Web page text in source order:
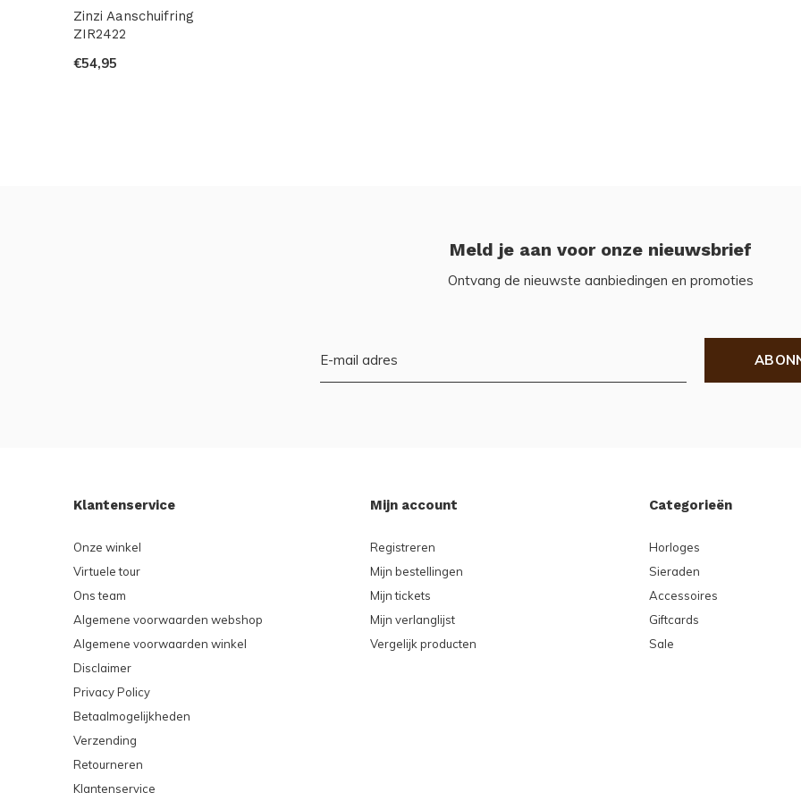
Zinzi Aanschuifring
ZIR2422
€54,95
Meld je aan voor onze nieuwsbrief
Ontvang de nieuwste aanbiedingen en promoties
Klantenservice
Onze winkel
Virtuele tour
Ons team
Algemene voorwaarden webshop
Algemene voorwaarden winkel
Disclaimer
Privacy Policy
Betaalmogelijkheden
Verzending
Retourneren
Klantenservice
Mijn account
Registreren
Mijn bestellingen
Mijn tickets
Mijn verlanglijst
Vergelijk producten
Categorieën
Horloges
Sieraden
Accessoires
Giftcards
Sale